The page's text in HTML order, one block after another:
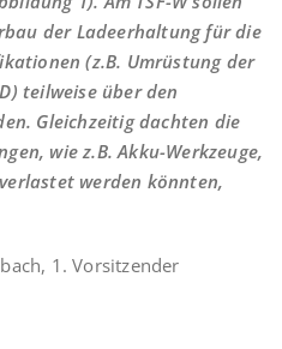
der Ladeerhaltung für die
(z.B. Umrüstung der
teilweise über den
Gleichzeitig dachten die
wie z.B. Akku-Werkzeuge,
werden könnten,
1. Vorsitzender